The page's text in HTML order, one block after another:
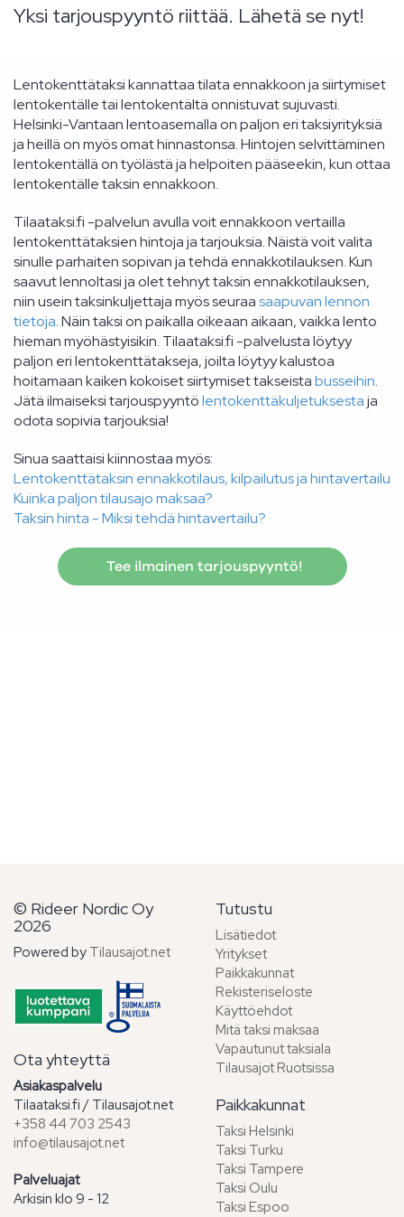
Yksi tarjouspyyntö riittää. Lähetä se nyt!
Lentokenttätaksi kannattaa tilata ennakkoon ja siirtymiset
lentokentälle tai lentokentältä onnistuvat sujuvasti.
Helsinki-Vantaan lentoasemalla on paljon eri taksiyrityksiä
ja heillä on myös omat hinnastonsa. Hintojen selvittäminen
lentokentällä on työlästä ja helpoiten pääseekin, kun ottaa
lentokentälle taksin ennakkoon.
Tilaataksi.fi -palvelun avulla voit ennakkoon vertailla
lentokenttätaksien hintoja ja tarjouksia. Näistä voit valita
sinulle parhaiten sopivan ja tehdä ennakkotilauksen. Kun
saavut lennoltasi ja olet tehnyt taksin ennakkotilauksen,
niin usein taksinkuljettaja myös seuraasaapuvan lennon
tietoja. Näin taksi on paikalla oikeaan aikaan, vaikka lento
hieman myöhästyisikin. Tilaataksi.fi -palvelusta löytyy
paljon eri lentokenttätakseja, joilta löytyy kalustoa
hoitamaan kaiken kokoiset siirtymiset takseistabusseihin.
Jätä ilmaiseksi tarjouspyyntölentokenttäkuljetuksestaja
odota sopivia tarjouksia!
Sinua saattaisi kiinnostaa myös:
Lentokenttätaksin ennakkotilaus, kilpailutus ja hintavertailu
Kuinka paljon tilausajo maksaa?
Taksin hinta - Miksi tehdä hintavertailu?
Tee ilmainen tarjouspyyntö!
© Rideer Nordic Oy
2026
Powered by Tilausajot.net
Ota yhteyttä
Asiakaspalvelu
Tilaataksi.fi / Tilausajot.net
+358 44 703 2543
info@tilausajot.net
Palveluajat
Arkisin klo 9 - 12
Tutustu
Lisätiedot
Yritykset
Paikkakunnat
Rekisteriseloste
Käyttöehdot
Mitä taksi maksaa
Vapautunut taksiala
Tilausajot Ruotsissa
Paikkakunnat
Taksi Helsinki
Taksi Turku
Taksi Tampere
Taksi Oulu
Taksi Espoo